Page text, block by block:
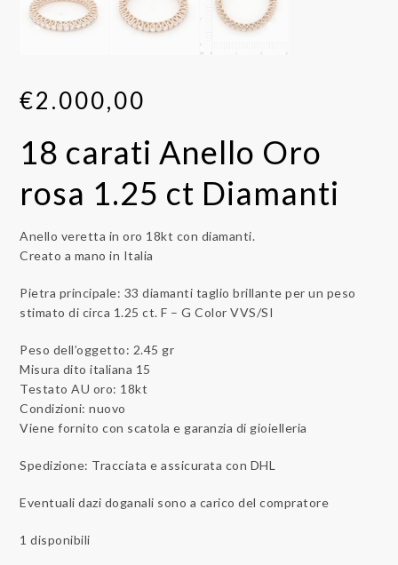
€2.000,00
18 carati Anello Oro
rosa 1.25 ct Diamanti
Anello veretta in oro 18kt con diamanti.
Creato a mano in Italia
Pietra principale: 33 diamanti taglio brillante per un peso
stimato di circa 1.25 ct. F – G Color VVS/SI
Peso dell’oggetto: 2.45 gr
Misura dito italiana 15
Testato AU oro: 18kt
Condizioni: nuovo
Viene fornito con scatola e garanzia di gioielleria
Spedizione: Tracciata e assicurata con DHL
Eventuali dazi doganali sono a carico del compratore
1 disponibili